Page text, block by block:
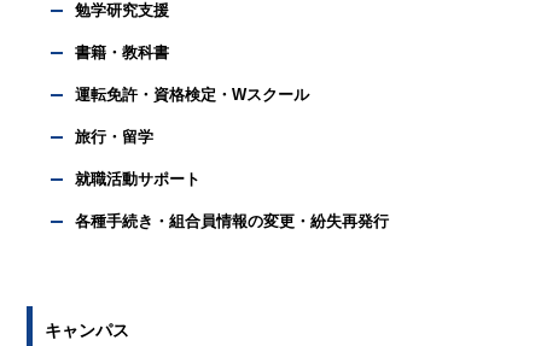
勉学研究支援
書籍・教科書
運転免許・資格検定・Wスクール
旅行・留学
就職活動サポート
各種手続き・組合員情報の変更・紛失再発行
キャンパス